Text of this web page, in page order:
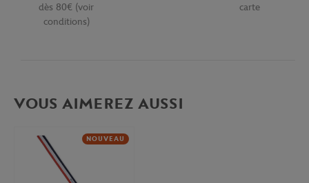
dès 80€ (voir
conditions)
carte
VOUS AIMEREZ AUSSI
NOUVEAU